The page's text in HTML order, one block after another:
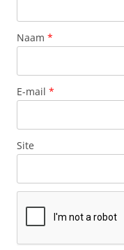
Naam *
E-mail *
Site